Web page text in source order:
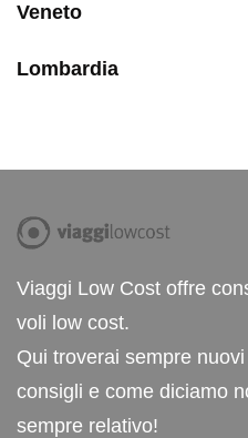
Veneto
Lombardia
Viaggi Low Cost offre
voli low cost.
Qui troverai sempre
consigli e come diciamo
sempre relativo!